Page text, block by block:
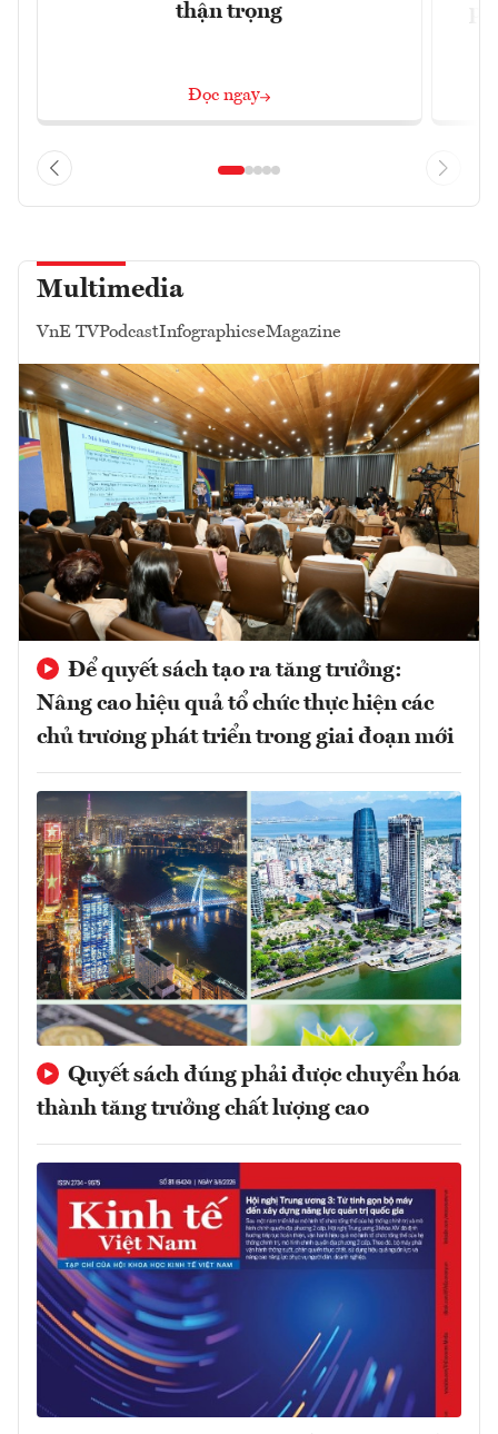
thận trọng
Đọc ngay
Multimedia
VnE TVPodcastInfographicseMagazine
Để quyết sách tạo ra tăng trưởng:
Nâng cao hiệu quả tổ chức thực hiện các
chủ trương phát triển trong giai đoạn mới
Quyết sách đúng phải được chuyển hóa
thành tăng trưởng chất lượng cao